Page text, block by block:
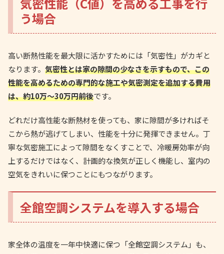
う場合
高い断熱性能を最大限に活かすためには「気密性」がカギと
なります。 気密性とは家の隙間の少なさを示すもので、この
性能を高めるための専門的な施工や気密測定を追加する費用
は、約10万〜30万円前後です。
どれだけ高性能な断熱材を使っても、家に隙間が多ければそ
こから熱が逃げてしまい、性能を十分に発揮できません。丁
寧な気密施工によって隙間をなくすことで、冷暖房効率が向
上するだけではなく、計画的な換気が正しく機能し、室内の
空気をきれいに保つことにもつながります。
全館空調システムを導入する場合
家全体の温度を一年中快適に保つ「全館空調システム」も、